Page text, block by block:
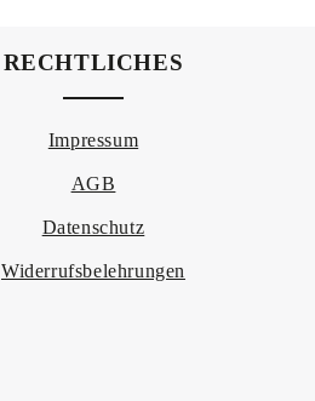
RECHTLICHES
Impressum
AGB
Datenschutz
Widerrufsbelehrungen